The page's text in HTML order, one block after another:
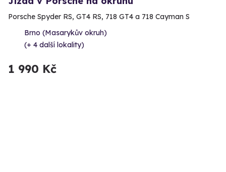
Porsche Spyder RS, GT4 RS, 718 GT4 a 718 Cayman S
Brno (Masarykův okruh)
(+ 4 další lokality)
1 990 Kč